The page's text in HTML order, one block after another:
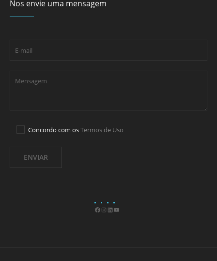
Nos envie uma mensagem
Concordo com osTermos de Uso
Facebook
Instagram
LinkedIn
Youtube